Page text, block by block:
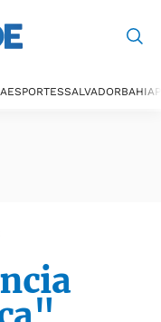
ESPORTESSALVADORBAHIA